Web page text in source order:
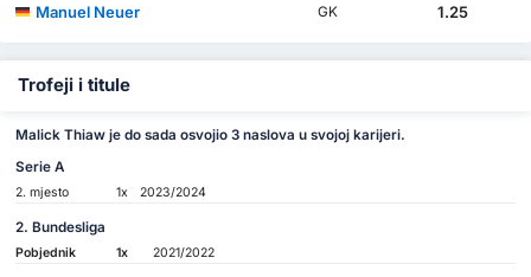
Manuel Neuer GK 1.25
Trofeji i titule
Malick Thiaw je do sada osvojio 3 naslova u svojoj karijeri.
Serie A
2. mjesto 1x 2023/2024
2. Bundesliga
Pobjednik 1x 2021/2022